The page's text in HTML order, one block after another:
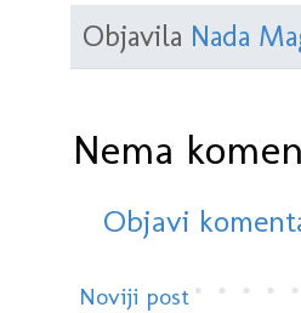
Objavila Nada
Nema
Objavi
Noviji post